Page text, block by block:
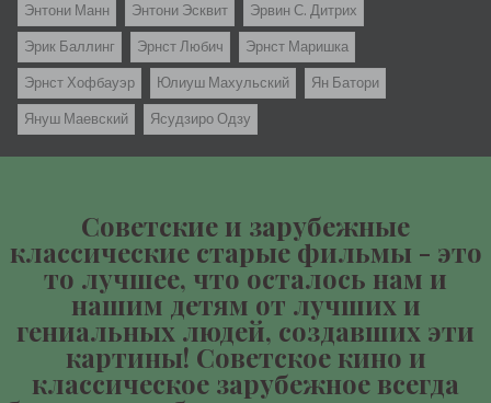
Энтони Манн Энтони Эсквит Эрвин С. Дитрих
Эрик Баллинг Эрнст Любич Эрнст Маришка
Эрнст Хофбауэр Юлиуш Махульский Ян Батори
Януш Маевский Ясудзиро Одзу
Советские и зарубежные
классические старые фильмы - это
то лучшее, что осталось нам и
нашим детям от лучших и
гениальных людей, создавших эти
картины! Советское кино и
классическое зарубежное всегда